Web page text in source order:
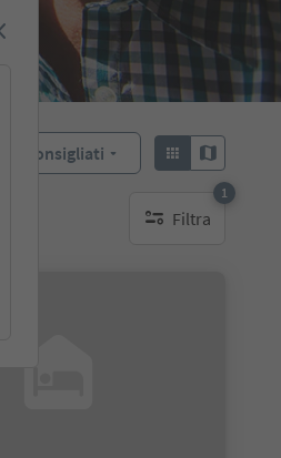
Consigliati
Filtra
1
1 filtro attivo